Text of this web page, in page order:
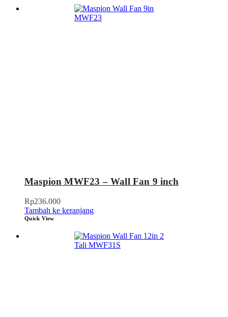
Maspion MWF23 – Wall Fan 9 inch
Rp236.000
Tambah ke keranjang
Quick View